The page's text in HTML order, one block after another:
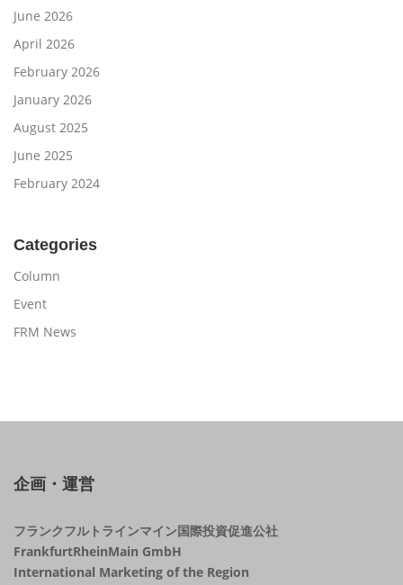
June 2026
April 2026
February 2026
January 2026
August 2025
June 2025
February 2024
Categories
Column
Event
FRM News
企画・運営
フランクフルトラインマイン国際投資促進公社
FrankfurtRheinMain GmbH
International Marketing of the Region